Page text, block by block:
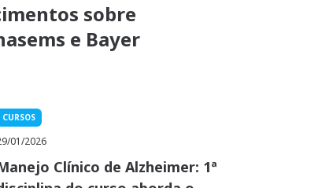
sobre
e Bayer
CURSOS
01/2026
Clínico de Alzheimer: 1ª